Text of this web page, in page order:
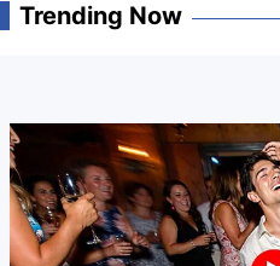
Trending Now